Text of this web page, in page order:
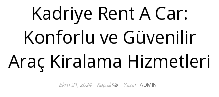
Kadriye Rent A Car:
Konforlu ve Güvenilir
Araç Kiralama Hizmetleri
Ekim 21, 2024 Kapalı Yazar: ADMIN